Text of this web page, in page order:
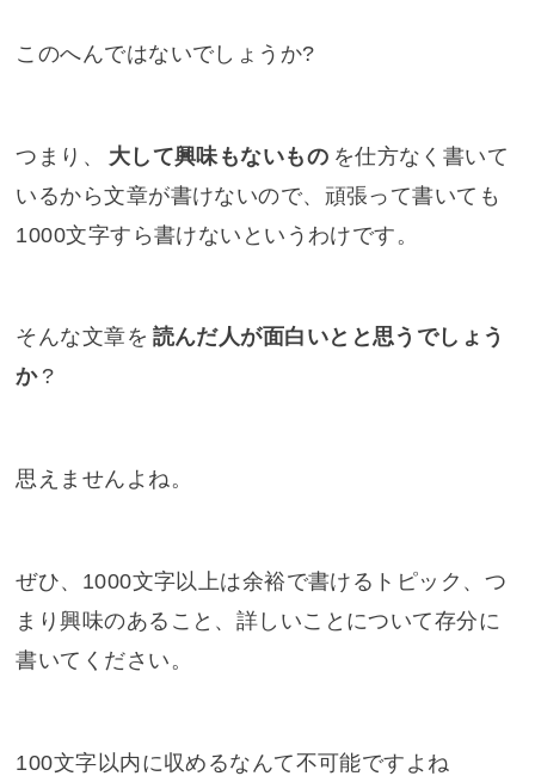
このへんではないでしょうか?
つまり、 大して興味もないもの を仕方なく書いて
いるから文章が書けないので、頑張って書いても
1000文字すら書けないというわけです。
そんな文章を 読んだ人が面白いとと思うでしょう
か ?
思えませんよね。
ぜひ、1000文字以上は余裕で書けるトピック、つ
まり興味のあること、詳しいことについて存分に
書いてください。
100文字以内に収めるなんて不可能ですよね